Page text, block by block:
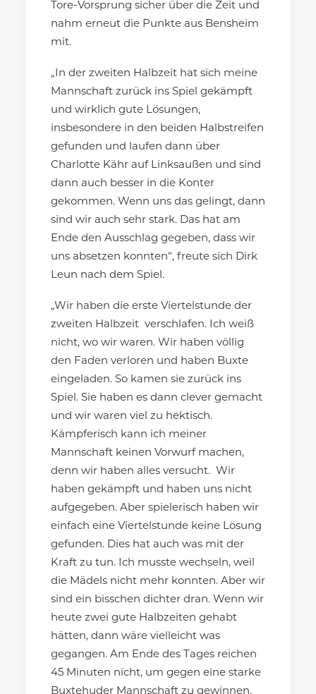
Tore-Vorsprung sicher über die Zeit und
nahm erneut die Punkte aus Bensheim
mit.
„In der zweiten Halbzeit hat sich meine
Mannschaft zurück ins Spiel gekämpft
und wirklich gute Lösungen,
insbesondere in den beiden Halbstreifen
gefunden und laufen dann über
Charlotte Kähr auf Linksaußen und sind
dann auch besser in die Konter
gekommen. Wenn uns das gelingt, dann
sind wir auch sehr stark. Das hat am
Ende den Ausschlag gegeben, dass wir
uns absetzen konnten“, freute sich Dirk
Leun nach dem Spiel.
„Wir haben die erste Viertelstunde der
zweiten Halbzeit verschlafen. Ich weiß
nicht, wo wir waren. Wir haben völlig
den Faden verloren und haben Buxte
eingeladen. So kamen sie zurück ins
Spiel. Sie haben es dann clever gemacht
und wir waren viel zu hektisch.
Kämpferisch kann ich meiner
Mannschaft keinen Vorwurf machen,
denn wir haben alles versucht. Wir
haben gekämpft und haben uns nicht
aufgegeben. Aber spielerisch haben wir
einfach eine Viertelstunde keine Lösung
gefunden. Dies hat auch was mit der
Kraft zu tun. Ich musste wechseln, weil
die Mädels nicht mehr konnten. Aber wir
sind ein bisschen dichter dran. Wenn wir
heute zwei gute Halbzeiten gehabt
hätten, dann wäre vielleicht was
gegangen. Am Ende des Tages reichen
45 Minuten nicht, um gegen eine starke
Buxtehuder Mannschaft zu gewinnen,